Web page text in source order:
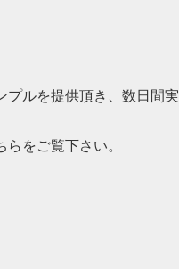
プルを提供頂き、数日間実
をご覧下さい。